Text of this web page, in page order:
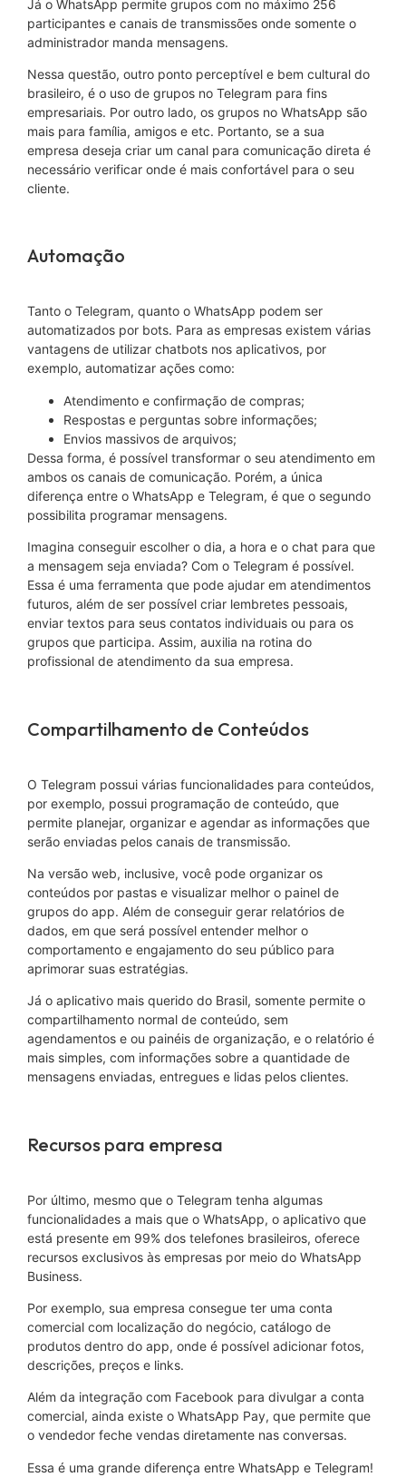
Já o WhatsApp permite grupos com no máximo 256
participantes e canais de transmissões onde somente o
administrador manda mensagens.
Nessa questão, outro ponto perceptível e bem cultural do
brasileiro, é o uso de grupos no Telegram para fins
empresariais. Por outro lado, os grupos no WhatsApp são
mais para família, amigos e etc. Portanto, se a sua
empresa deseja criar um canal para comunicação direta é
necessário verificar onde é mais confortável para o seu
cliente.
Automação
Tanto o Telegram, quanto o WhatsApp podem ser
automatizados por bots. Para as empresas existem várias
vantagens de utilizar chatbots nos aplicativos, por
exemplo, automatizar ações como:
Atendimento e confirmação de compras;
Respostas e perguntas sobre informações;
Envios massivos de arquivos;
Dessa forma, é possível transformar o seu atendimento em
ambos os canais de comunicação. Porém, a única
diferença entre o WhatsApp e Telegram, é que o segundo
possibilita programar mensagens.
Imagina conseguir escolher o dia, a hora e o chat para que
a mensagem seja enviada? Com o Telegram é possível.
Essa é uma ferramenta que pode ajudar em atendimentos
futuros, além de ser possível criar lembretes pessoais,
enviar textos para seus contatos individuais ou para os
grupos que participa. Assim, auxilia na rotina do
profissional de atendimento da sua empresa.
Compartilhamento de Conteúdos
O Telegram possui várias funcionalidades para conteúdos,
por exemplo, possui programação de conteúdo, que
permite planejar, organizar e agendar as informações que
serão enviadas pelos canais de transmissão.
Na versão web, inclusive, você pode organizar os
conteúdos por pastas e visualizar melhor o painel de
grupos do app. Além de conseguir gerar relatórios de
dados, em que será possível entender melhor o
comportamento e engajamento do seu público para
aprimorar suas estratégias.
Já o aplicativo mais querido do Brasil, somente permite o
compartilhamento normal de conteúdo, sem
agendamentos e ou painéis de organização, e o relatório é
mais simples, com informações sobre a quantidade de
mensagens enviadas, entregues e lidas pelos clientes.
Recursos para empresa
Por último, mesmo que o Telegram tenha algumas
funcionalidades a mais que o WhatsApp, o aplicativo que
está presente em 99% dos telefones brasileiros, oferece
recursos exclusivos às empresas por meio do WhatsApp
Business.
Por exemplo, sua empresa consegue ter uma conta
comercial com localização do negócio, catálogo de
produtos dentro do app, onde é possível adicionar fotos,
descrições, preços e links.
Além da integração com Facebook para divulgar a conta
comercial, ainda existe o WhatsApp Pay, que permite que
o vendedor feche vendas diretamente nas conversas.
Essa é uma grande diferença entre WhatsApp e Telegram!